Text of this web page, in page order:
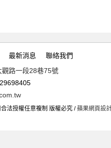
最新消息
聯絡我們
路一段28巷75號
法授權任意複制 版權必究 /蘋果網頁設